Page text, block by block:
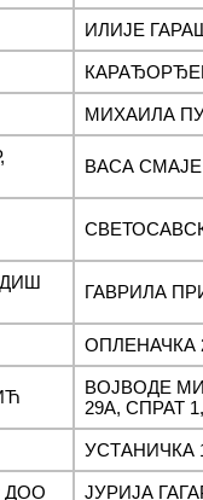
ИЛИЈЕ
МИХАИЛА
ВАСА
ГАВРИЛА
ОПЛЕНАЧКА
ВОЈВОДЕ
29А, СПРАТ
УСТАНИЧКА
ДОО ЈУРИЈА